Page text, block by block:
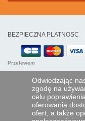
Odwiedzając
zgodę na
celu
oferowania
ofert, a także
BEZPIECZNA PLATNOSC
Przelewem
POMOC I USŁUGI
Śledź swoje zamówienie
PILOTY EXPRESS